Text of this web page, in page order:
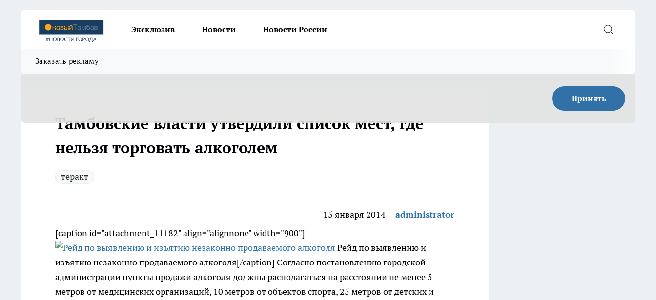
Эксклюзив Новости Новости России
Заказать рекламу
Принять
Тамбовские власти утвердили список мест, где
нельзя торговать алкоголем
теракт
15 января 2014
administrator
[caption id="attachment_11182" align="alignnone" width="900"]
Рейд по выявлению и
изъятию незаконно продаваемого алкоголя[/caption] Согласно постановлению городской
администрации пункты продажи алкоголя должны располагаться на расстоянии не менее 5
метров от медицинских организаций, 10 метров от объектов спорта, 25 метров от детских и